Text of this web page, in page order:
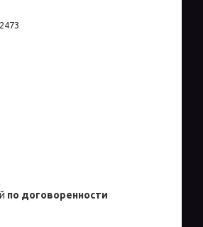
по договоренности